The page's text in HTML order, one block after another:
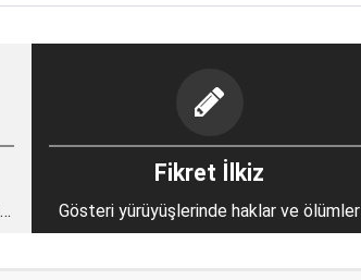
Fikret İlkiz
Gösteri yürüyüşlerinde haklar ve ölümler